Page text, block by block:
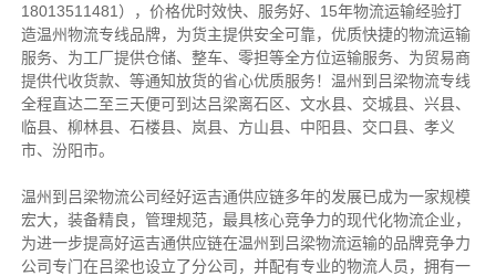
18013511481），价格优时效快、服务好、15年物流运输经验打
造温州物流专线品牌，为货主提供安全可靠，优质快捷的物流运输
服务、为工厂提供仓储、整车、零担等全方位运输服务、为贸易商
提供代收货款、等通知放货的省心优质服务！温州到吕梁物流专线
全程直达二至三天便可到达吕梁离石区、文水县、交城县、兴县、
临县、柳林县、石楼县、岚县、方山县、中阳县、交口县、孝义
市、汾阳市。
温州到吕梁物流公司经好运吉通供应链多年的发展已成为一家规模
宏大，装备精良，管理规范，最具核心竞争力的现代化物流企业，
为进一步提高好运吉通供应链在温州到吕梁物流运输的品牌竞争力
公司专门在吕梁也设立了分公司，并配有专业的物流人员，拥有一